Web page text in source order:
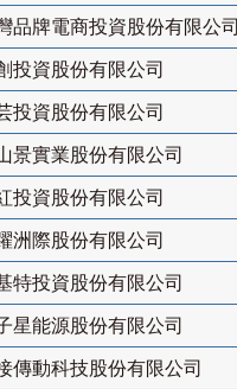
品牌電商投資股份有限公司
投資股份有限公司
投資股份有限公司
景實業股份有限公司
投資股份有限公司
洲際股份有限公司
特投資股份有限公司
星能源股份有限公司
傳動科技股份有限公司